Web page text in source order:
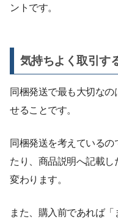
ントです。
気持ちよく取引す
同梱発送で最も大切な
せることです。
同梱発送を考えている
たり、商品説明へ記載し
変わります。
また、購入前であれば